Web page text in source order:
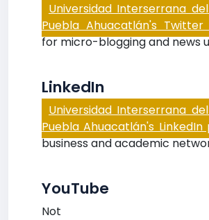
Universidad Interserrana
Puebla Ahuacatlán's
for micro-blogging and news
LinkedIn
Universidad Interserrana
Puebla Ahuacatlán's LinkedIn
business and academic
YouTube
Not